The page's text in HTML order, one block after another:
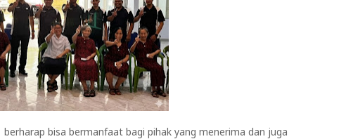
bisa bermanfaat bagi pihak yang menerima dan juga